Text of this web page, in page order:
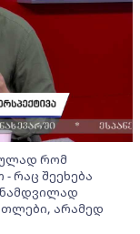
რომ
რაც შეეხება
არამედ